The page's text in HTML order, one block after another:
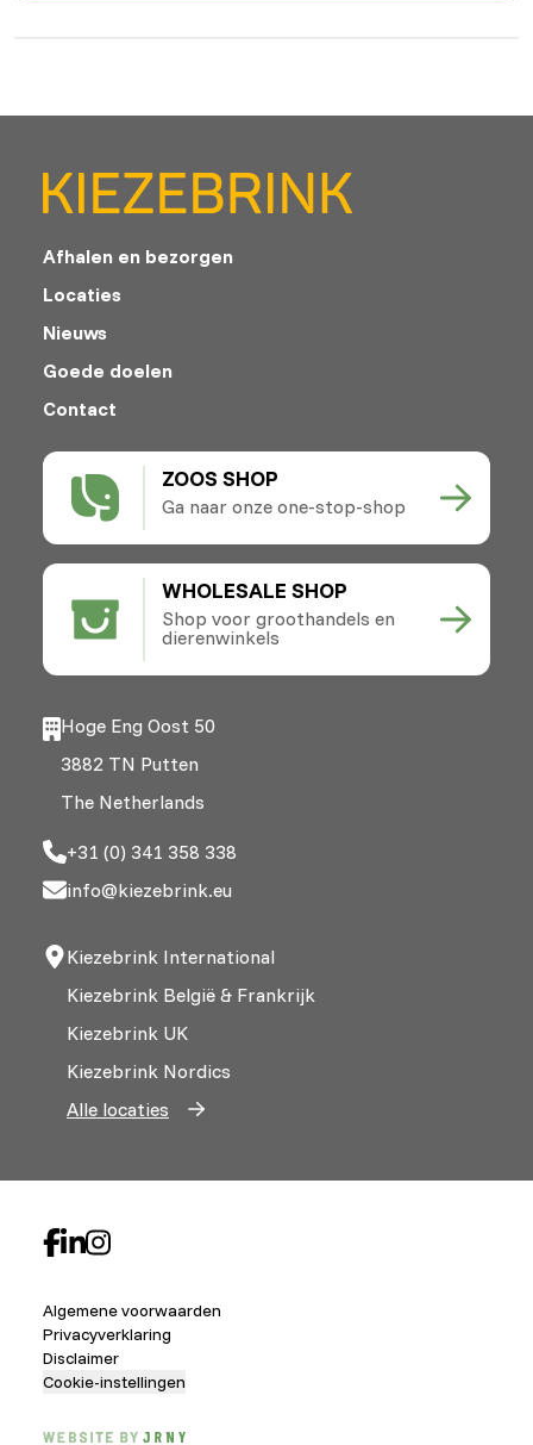
ZOOS SHOP
Ga naar onze one-stop-shop
WHOLESALE SHOP
Shop voor groothandels en
dierenwinkels
Afhalen en bezorgen
Locaties
Nieuws
Goede doelen
Contact
Hoge Eng Oost 50
3882 TN Putten
The Netherlands
+31 (0) 341 358 338
info@kiezebrink.eu
Kiezebrink International
Kiezebrink België & Frankrijk
Kiezebrink UK
Kiezebrink Nordics
Alle locaties
Algemene voorwaarden
Privacyverklaring
Disclaimer
Cookie-instellingen